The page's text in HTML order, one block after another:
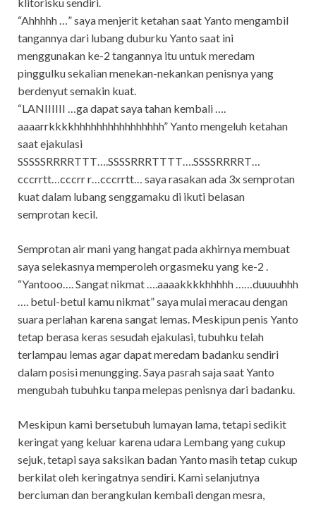
“Ahhhhh …” saya menjerit ketahan saat Yanto mengambil
tangannya dari lubang duburku Yanto saat ini
menggunakan ke-2 tangannya itu untuk meredam
pinggulku sekalian menekan-nekankan penisnya yang
berdenyut semakin kuat.
“LANIIIIII …ga dapat saya tahan kembali ….
aaaarrkkkkhhhhhhhhhhhhhhhh” Yanto mengeluh ketahan
saat ejakulasi
SSSSSRRRRTTT….SSSSRRRTTTT….SSSSRRRRT…
cccrrtt…cccrr r…cccrrtt… saya rasakan ada 3x semprotan
kuat dalam lubang senggamaku di ikuti belasan
semprotan kecil.
Semprotan air mani yang hangat pada akhirnya membuat
saya selekasnya memperoleh orgasmeku yang ke-2 .
“Yantooo…. Sangat nikmat ….aaaakkkkhhhhh ……duuuuhhh
…. betul-betul kamu nikmat” saya mulai meracau dengan
suara perlahan karena sangat lemas. Meskipun penis Yanto
tetap berasa keras sesudah ejakulasi, tubuhku telah
terlampau lemas agar dapat meredam badanku sendiri
dalam posisi menungging. Saya pasrah saja saat Yanto
mengubah tubuhku tanpa melepas penisnya dari badanku.
Meskipun kami bersetubuh lumayan lama, tetapi sedikit
keringat yang keluar karena udara Lembang yang cukup
sejuk, tetapi saya saksikan badan Yanto masih tetap cukup
berkilat oleh keringatnya sendiri. Kami selanjutnya
berciuman dan berangkulan kembali dengan mesra,